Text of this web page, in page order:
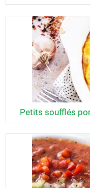
Petits soufflés